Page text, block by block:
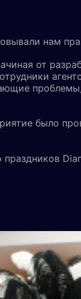
нам
от
было